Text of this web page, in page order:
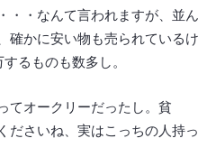
・・なんて言われますが、並ん
確かに安い物も売られているけ
るものも数多し。
てオークリーだったし。貧
ださいね、実はこっちの人持っ